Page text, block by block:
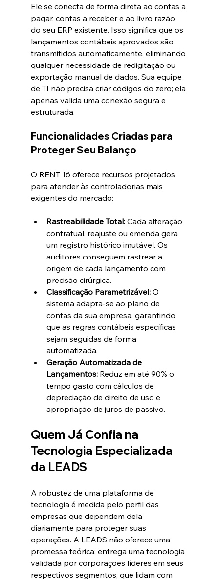
Ele se conecta de forma direta ao contas a
pagar, contas a receber e ao livro razão
do seu ERP existente. Isso significa que os
lançamentos contábeis aprovados são
transmitidos automaticamente, eliminando
qualquer necessidade de redigitação ou
exportação manual de dados. Sua equipe
de TI não precisa criar códigos do zero; ela
apenas valida uma conexão segura e
estruturada.
Funcionalidades Criadas para
Proteger Seu Balanço
O RENT 16 oferece recursos projetados
para atender às controladorias mais
exigentes do mercado:
Rastreabilidade Total: Cada alteração
contratual, reajuste ou emenda gera
um registro histórico imutável. Os
auditores conseguem rastrear a
origem de cada lançamento com
precisão cirúrgica.
Classificação Parametrizável: O
sistema adapta-se ao plano de
contas da sua empresa, garantindo
que as regras contábeis específicas
sejam seguidas de forma
automatizada.
Geração Automatizada de
Lançamentos: Reduz em até 90% o
tempo gasto com cálculos de
depreciação de direito de uso e
apropriação de juros de passivo.
Quem Já Confia na
Tecnologia Especializada
da LEADS
A robustez de uma plataforma de
tecnologia é medida pelo perfil das
empresas que dependem dela
diariamente para proteger suas
operações. A LEADS não oferece uma
promessa teórica; entrega uma tecnologia
validada por corporações líderes em seus
respectivos segmentos, que lidam com